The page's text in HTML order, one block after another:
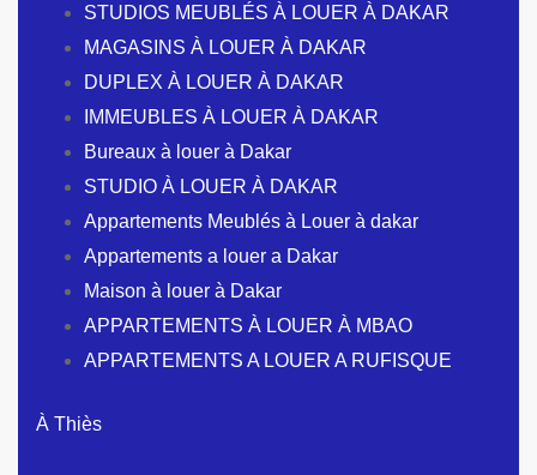
STUDIOS MEUBLÉS À LOUER À DAKAR
MAGASINS À LOUER À DAKAR
DUPLEX À LOUER À DAKAR
IMMEUBLES À LOUER À DAKAR
Bureaux à louer à Dakar
STUDIO À LOUER À DAKAR
Appartements Meublés à Louer à dakar
Appartements a louer a Dakar
Maison à louer à Dakar
APPARTEMENTS À LOUER À MBAO
APPARTEMENTS A LOUER A RUFISQUE
À Thiès